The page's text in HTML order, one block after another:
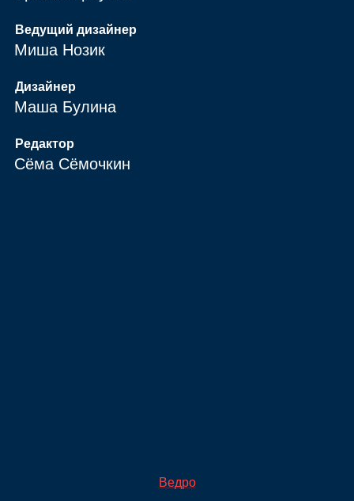
Ведущий дизайнер
Миша Нозик
Дизайнер
Маша Булина
Редактор
Сёма Сёмочкин
Ведро